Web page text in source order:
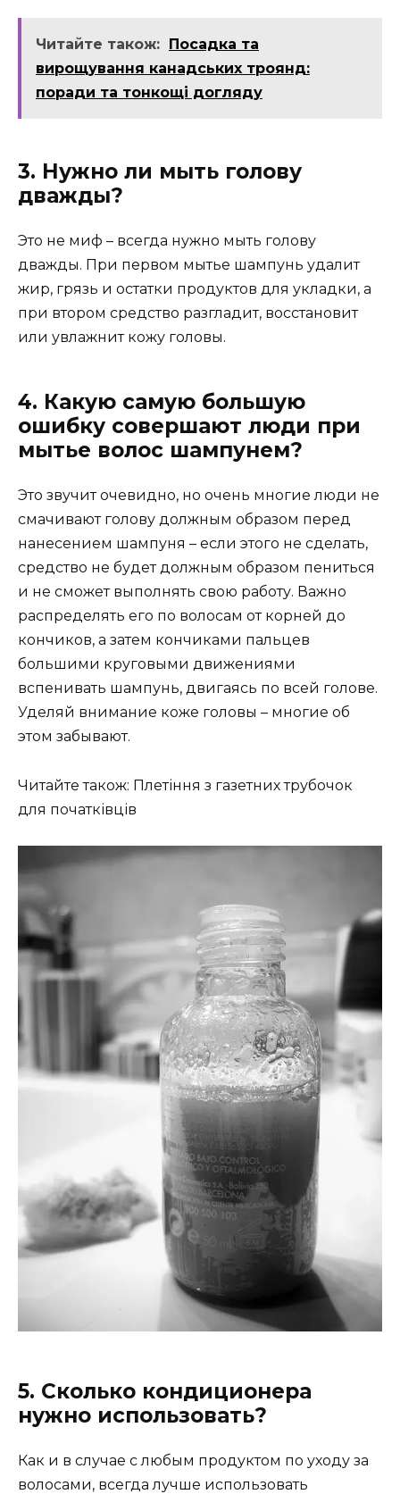
Читайте також:
Посадка та
вирощування канадських троянд:
поради та тонкощі догляду
3. Нужно ли мыть голову
дважды?
Это не миф – всегда нужно мыть голову
дважды. При первом мытье шампунь удалит
жир, грязь и остатки продуктов для укладки, а
при втором средство разгладит, восстановит
или увлажнит кожу головы.
4. Какую самую большую
ошибку совершают люди при
мытье волос шампунем?
Это звучит очевидно, но очень многие люди не
смачивают голову должным образом перед
нанесением шампуня – если этого не сделать,
средство не будет должным образом пениться
и не сможет выполнять свою работу. Важно
распределять его по волосам от корней до
кончиков, а затем кончиками пальцев
большими круговыми движениями
вспенивать шампунь, двигаясь по всей голове.
Уделяй внимание коже головы – многие об
этом забывают.
Читайте також: Плетіння з газетних трубочок
для початківців
5. Сколько кондиционера
нужно использовать?
Как и в случае с любым продуктом по уходу за
волосами, всегда лучше использовать